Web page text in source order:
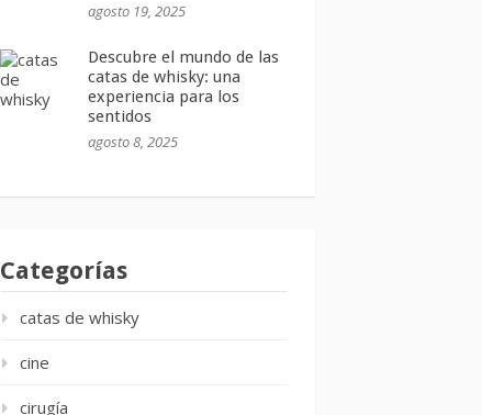
agosto 19, 2025
Descubre el mundo de las
catas de whisky: una
experiencia para los
sentidos
agosto 8, 2025
Categorías
catas de whisky
cine
cirugía